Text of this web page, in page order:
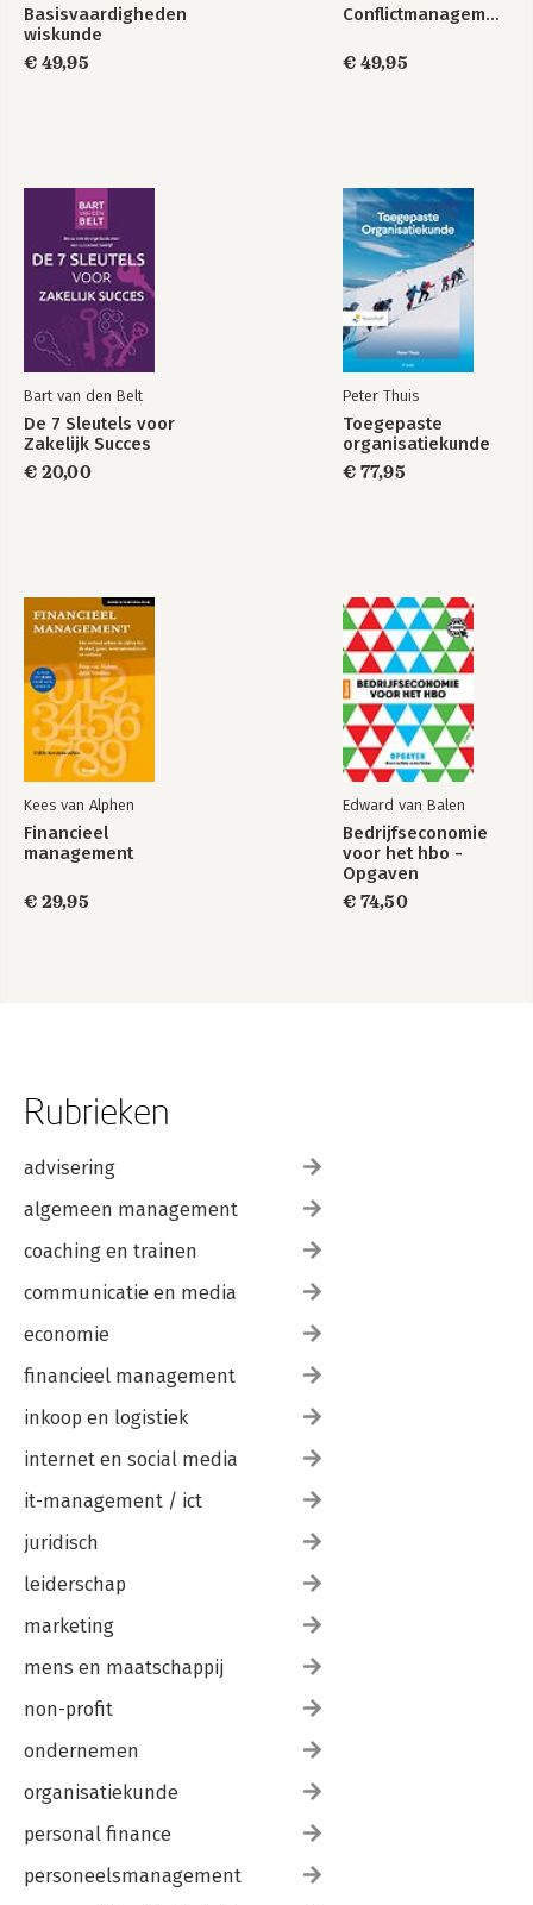
Basisvaardigheden
wiskunde
€ 49,95
Conflictmanagement
€ 49,95
Bart van den Belt
De 7 Sleutels voor
Zakelijk Succes
€ 20,00
Peter Thuis
Toegepaste
organisatiekunde
€ 77,95
Kees van Alphen
Financieel
management
€ 29,95
Edward van Balen
Bedrijfseconomie
voor het hbo -
Opgaven
€ 74,50
Rubrieken
advisering
algemeen management
coaching en trainen
communicatie en media
economie
financieel management
inkoop en logistiek
internet en social media
it-management / ict
juridisch
leiderschap
marketing
mens en maatschappij
non-profit
ondernemen
organisatiekunde
personal finance
personeelsmanagement